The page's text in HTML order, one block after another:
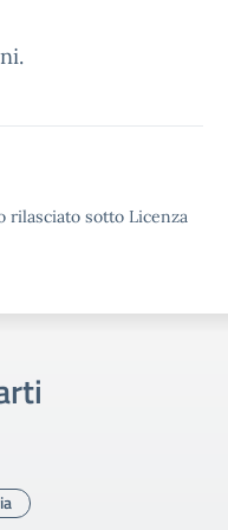
rilasciato sotto Licenza